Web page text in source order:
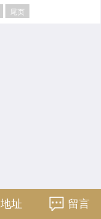
尾页
地址 留言